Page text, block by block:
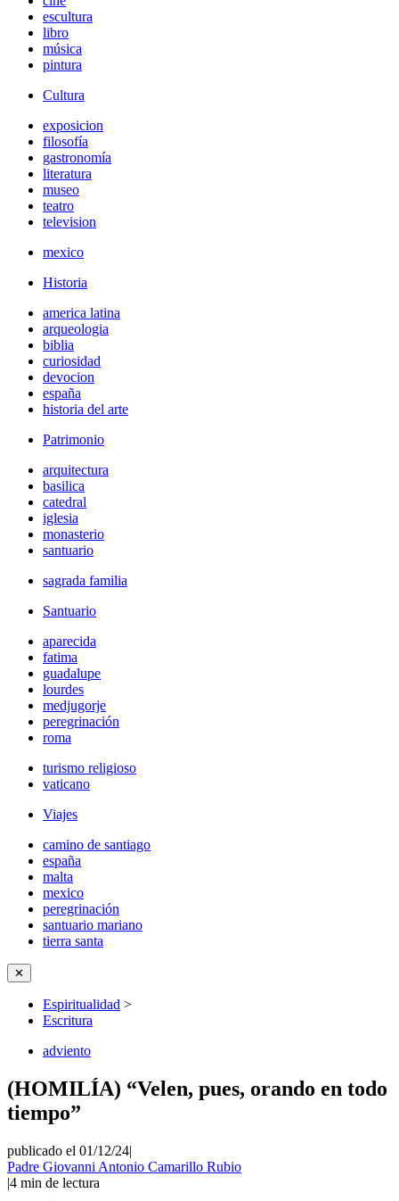
escultura
libro
música
pintura
Cultura
exposicion
filosofía
gastronomía
literatura
museo
teatro
television
mexico
Historia
america latina
arqueologia
biblia
curiosidad
devocion
españa
historia del arte
Patrimonio
arquitectura
basilica
catedral
iglesia
monasterio
santuario
sagrada familia
Santuario
aparecida
fatima
guadalupe
lourdes
medjugorje
peregrinación
roma
turismo religioso
vaticano
Viajes
camino de santiago
españa
malta
mexico
peregrinación
santuario mariano
tierra santa
✕
Espiritualidad >
Escritura
adviento
(HOMILÍA) “Velen, pues, orando en todo
tiempo”
publicado el 01/12/24|
Padre Giovanni Antonio Camarillo Rubio
|4 min de lectura